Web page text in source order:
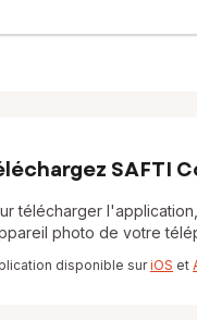
SAFTI
télécharger
photo de votre
disponible suriOS et